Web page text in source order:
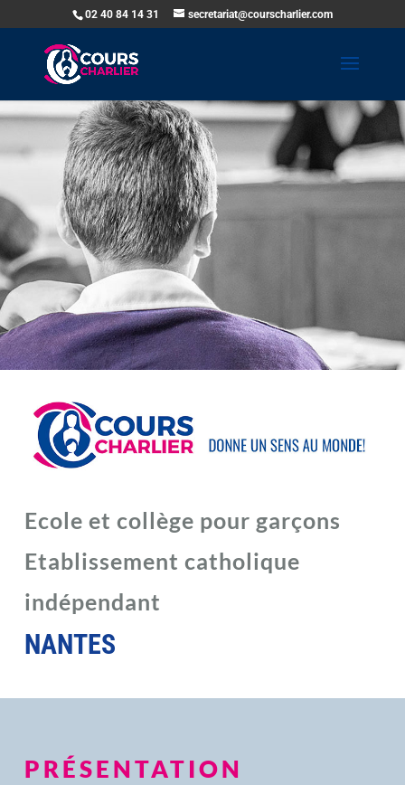
02 40 84 14 31 secretariat@courscharlier.com
Ecole et collège pour garçons
Etablissement catholique
indépendant
NANTES
PRÉSENTATION